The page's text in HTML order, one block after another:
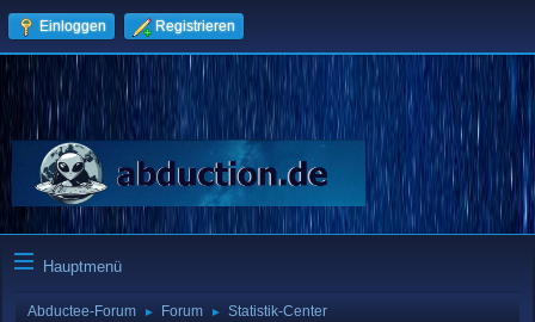
Einloggen Registrieren
Hauptmenü
Abductee-Forum ► Forum ► Statistik-Center